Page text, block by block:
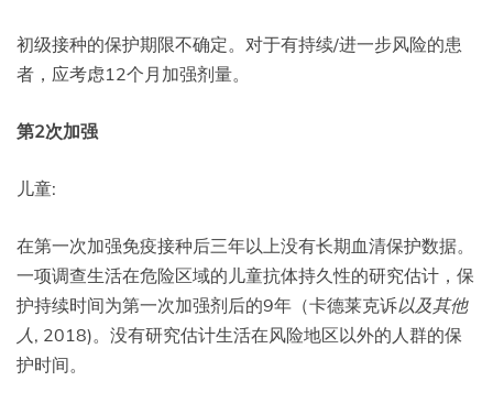
初级接种的保护期限不确定。对于有持续/进一步风险的患
者，应考虑12个月加强剂量。
第2次加强
儿童:
在第一次加强免疫接种后三年以上没有长期血清保护数据。
一项调查生活在危险区域的儿童抗体持久性的研究估计，保
护持续时间为第一次加强剂后的9年（卡德莱克诉以及其他
人, 2018)。没有研究估计生活在风险地区以外的人群的保
护时间。